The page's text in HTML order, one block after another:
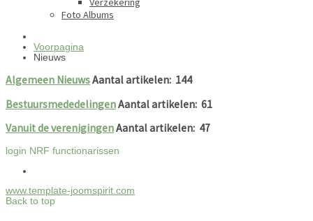
Foto Albums
Voorpagina
Nieuws
Algemeen NieuwsAantal artikelen: 144
BestuursmededelingenAantal artikelen: 61
Vanuit de verenigingenAantal artikelen: 47
login NRF functionarissen
www.template-joomspirit.com
Back to top